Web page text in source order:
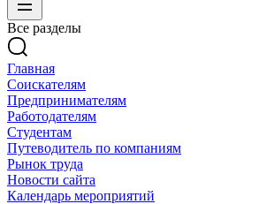
Все разделы
Главная
Соискателям
Предпринимателям
Работодателям
Студентам
Путеводитель по компаниям
Рынок труда
Новости сайта
Календарь мероприятий